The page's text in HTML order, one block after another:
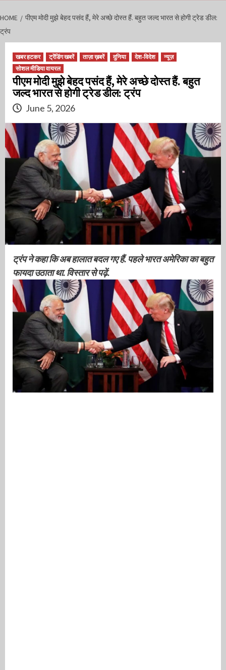
HOME
पीएम मोदी मुझे बेहद पसंद हैं, मेरे अच्छे दोस्त हैं. बहुत जल्द भारत से होगी ट्रेड डील:
ट्रंप
खबर हटकर ट्रेंडिंग खबरें ताज़ा ख़बरें दुनिया देश-विदेश
न्यूज़
सोशल मीडिया वायरल
पीएम मोदी मुझे बेहद पसंद हैं, मेरे अच्छे दोस्त हैं. बहुत
जल्द भारत से होगी ट्रेड डील: ट्रंप
June 5, 2026
ट्रंप ने कहा कि अब हालात बदल गए हैं. पहले भारत अमेरिका का बहुत
फायदा उठाता था. विस्तार से पढ़ें.